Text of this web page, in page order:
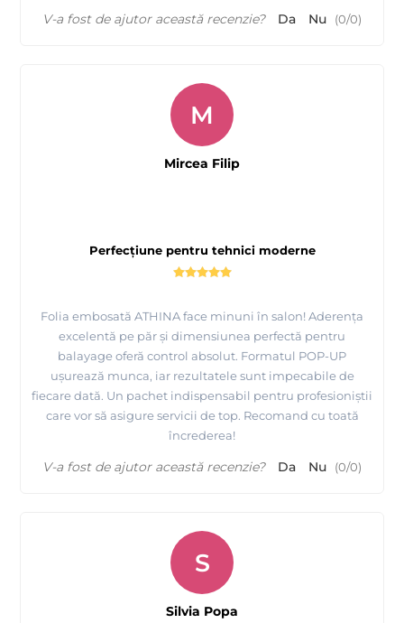
V-a fost de ajutor această recenzie? Da Nu (0/0)
Perfecțiune pentru tehnici moderne
Folia embosată ATHINA face minuni în salon! Aderența
excelentă pe păr și dimensiunea perfectă pentru
balayage oferă control absolut. Formatul POP-UP
ușurează munca, iar rezultatele sunt impecabile de
fiecare dată. Un pachet indispensabil pentru profesioniștii
care vor să asigure servicii de top. Recomand cu toată
încrederea!
M
Mircea Filip
V-a fost de ajutor această recenzie? Da Nu (0/0)
S
Silvia Popa